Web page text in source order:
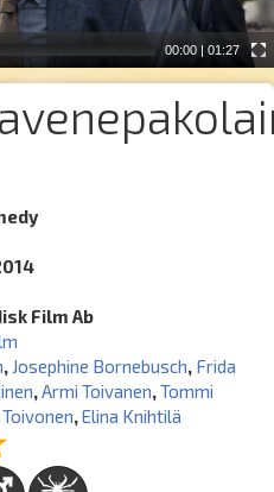
00:00 | 01:27
Film Ab
, Josephine Bornebusch, Frida
, Armi Toivanen,Tommi
,Elina Knihtilä